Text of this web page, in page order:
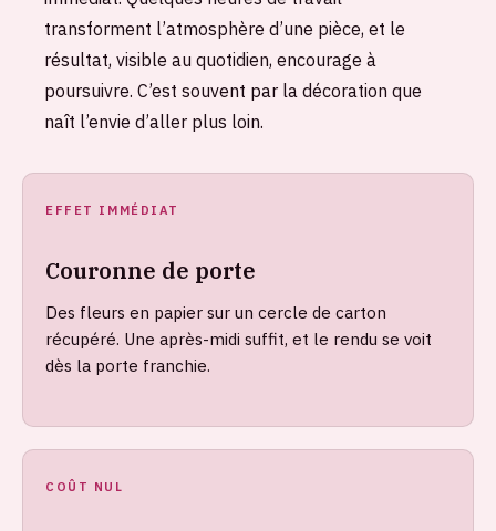
transforment l’atmosphère d’une pièce, et le
résultat, visible au quotidien, encourage à
poursuivre. C’est souvent par la décoration que
naît l’envie d’aller plus loin.
EFFET IMMÉDIAT
Couronne de porte
Des fleurs en papier sur un cercle de carton
récupéré. Une après-midi suffit, et le rendu se voit
dès la porte franchie.
COÛT NUL